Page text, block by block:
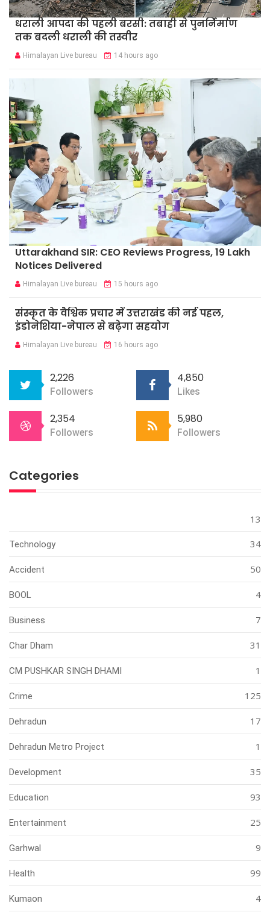
धराली आपदा की पहली बरसी: तबाही से पुनर्निर्माण
तक बदली धराली की तस्वीर
Himalayan Live bureau 14 hours ago
Uttarakhand SIR: CEO Reviews Progress, 19 Lakh
Notices Delivered
Himalayan Live bureau 15 hours ago
संस्कृत के वैश्विक प्रचार में उत्तराखंड की नई पहल,
इंडोनेशिया-नेपाल से बढ़ेगा सहयोग
Himalayan Live bureau 16 hours ago
2,226
Followers
4,850
Likes
2,354
Followers
5,980
Followers
Categories
13
Technology 34
Accident 50
BOOL 4
Business 7
Char Dham 31
CM PUSHKAR SINGH DHAMI 1
Crime 125
Dehradun 17
Dehradun Metro Project 1
Development 35
Education 93
Entertainment 25
Garhwal 9
Health 99
Kumaon 4